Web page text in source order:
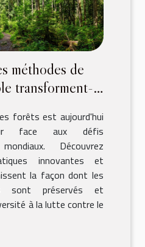
méthodes de
transforment-
forêts est aujourd'hui
face aux défis
Découvrez
innovantes et
la façon dont les
sont préservés et
à la lutte contre le